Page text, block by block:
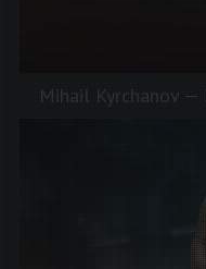
Mihail Kyrchanov